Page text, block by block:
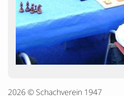
2026 © Schachverein 1947